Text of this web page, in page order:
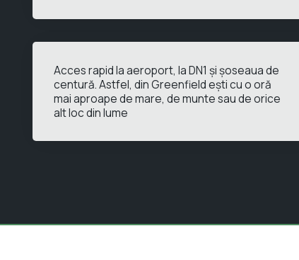
Acces rapid la aeroport, la DN1 și șoseaua de
centură. Astfel, din Greenfield ești cu o oră
mai aproape de mare, de munte sau de orice
alt loc din lume